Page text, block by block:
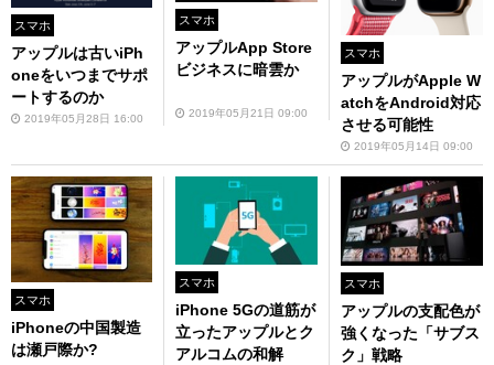
スマホ
アップルは古いiPh
oneをいつまでサポ
ートするのか
2019年05月28日 16:00
スマホ
アップルApp Store
ビジネスに暗雲か
2019年05月21日 09:00
スマホ
アップルがApple W
atchをAndroid対応
させる可能性
2019年05月14日 09:00
スマホ
iPhoneの中国製造
は瀬戸際か?
スマホ
iPhone 5Gの道筋が
立ったアップルとク
アルコムの和解
スマホ
アップルの支配色が
強くなった「サブス
ク」戦略